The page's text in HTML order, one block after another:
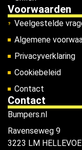
Voorwaarden
Veelgestelde
Algemene
Privacyverklaring
Cookiebeleid
Contact
Contact
Bumpers.nl
Ravenseweg 9
3223 LM